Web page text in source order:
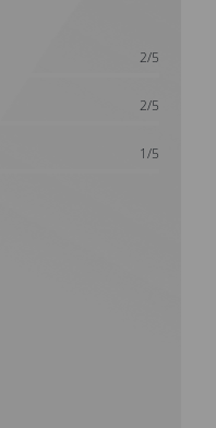
2/5
2/5
1/5